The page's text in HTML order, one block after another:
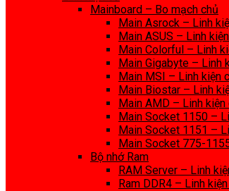
Mainboard – Bo mạch chủ
Main Asrock – Linh
Main ASUS – Linh
Main Colorful – Linh
Main Gigabyte – Linh
Main MSI – Linh kiện
Main Biostar – Linh
Main AMD – Linh kiện
Main Socket 1150 –
Main Socket 1151 –
Main Socket 775-
Bộ nhớ Ram
RAM Server – Linh
Ram DDR4 – Linh